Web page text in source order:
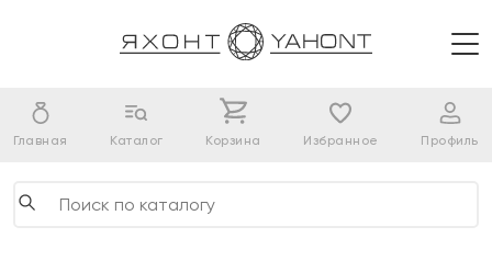
Главная Каталог Корзина Избранное Профиль